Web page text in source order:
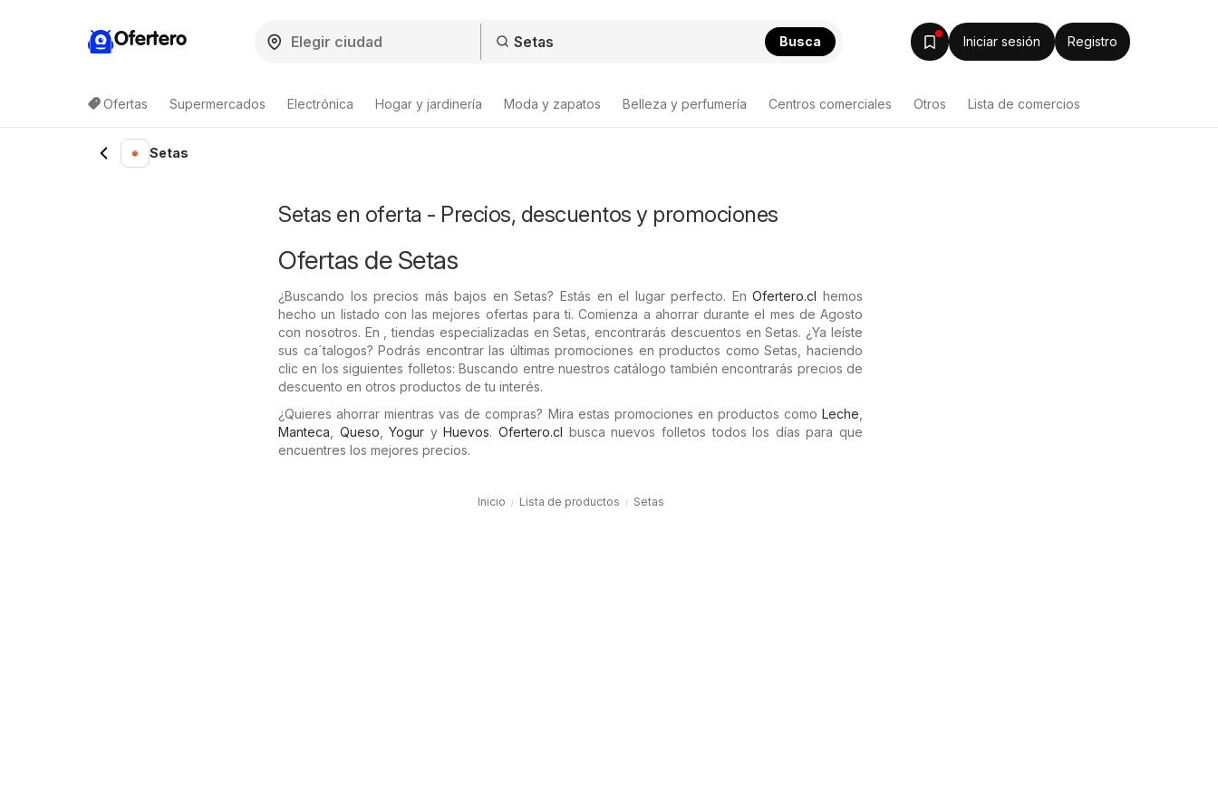
Ofertero Busca Iniciar sesión Registro
Ofertas Supermercados Electrónica Hogar y jardinería Moda y zapatos Belleza y perfumería Centros comerciales Otros Lista de comercios
Lista de productos
Setas
Setas en oferta - Precios, descuentos y promociones
Ofertas de Setas
¿Buscando los precios más bajos en Setas? Estás en el lugar perfecto. EnOfertero.cl hemos
hecho un listado con las mejores ofertas para ti. Comienza a ahorrar durante el mes de Agosto
con nosotros. En , tiendas especializadas en Setas, encontrarás descuentos en Setas. ¿Ya leíste
sus ca´talogos? Podrás encontrar las últimas promociones en productos como Setas, haciendo
clic en los siguientes folletos: Buscando entre nuestros catálogo también encontrarás precios de
descuento en otros productos de tu interés.
¿Quieres ahorrar mientras vas de compras? Mira estas promociones en productos como Leche
Manteca
Queso ,Yogur yHuevos.Ofertero.cl busca nuevos folletos todos los días para que
encuentres los mejores precios.
Inicio Lista de productos Setas